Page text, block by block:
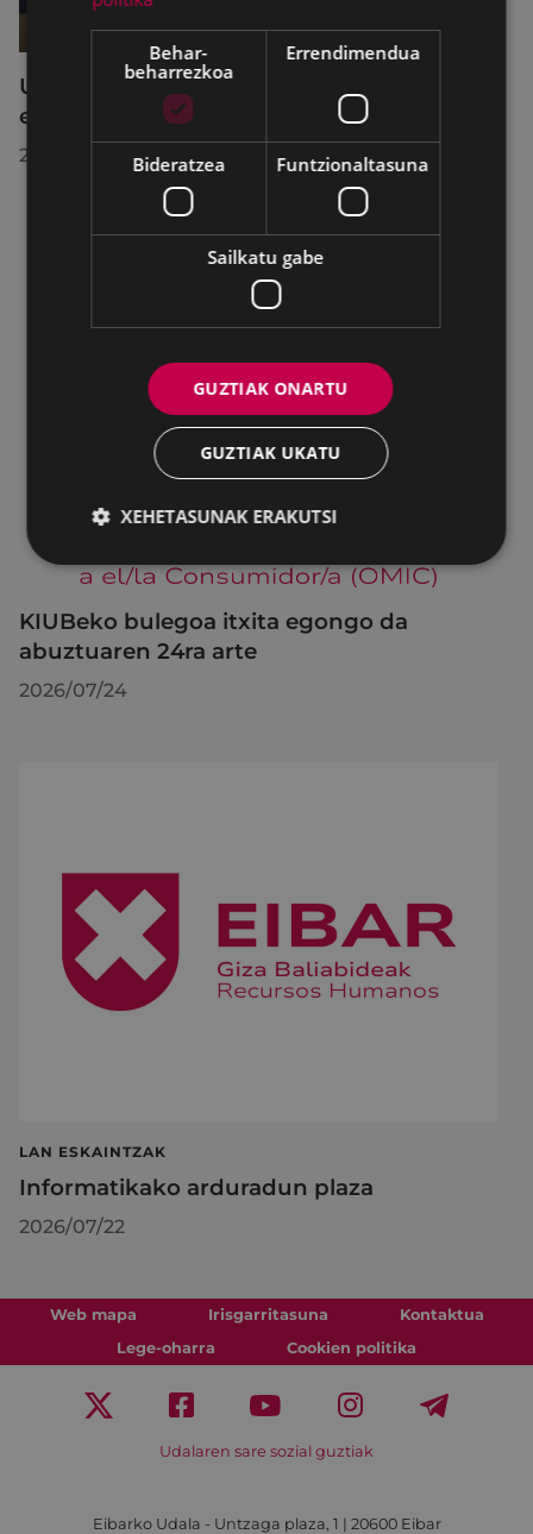
Udalbatzak 2026ko uztailaren 27an
egindako bilkuran hartutako erabakiak
2026/07/28
KIUBeko bulegoa itxita egongo da
abuztuaren 24ra arte
2026/07/24
LAN ESKAINTZAK
Informatikako arduradun plaza
2026/07/22
Web mapa Irisgarritasuna
Kontaktua
Lege-oharra
Cookien politika
Udalaren sare sozial guztiak
Eibarko Udala - Untzaga plaza, 1 | 20600 Eibar
Behar-
beharrezkoa
Errendimendua
Bideratzea Funtzionaltasuna
Sailkatu gabe
GUZTIAK ONARTU
GUZTIAK UKATU
XEHETASUNAK ERAKUTSI